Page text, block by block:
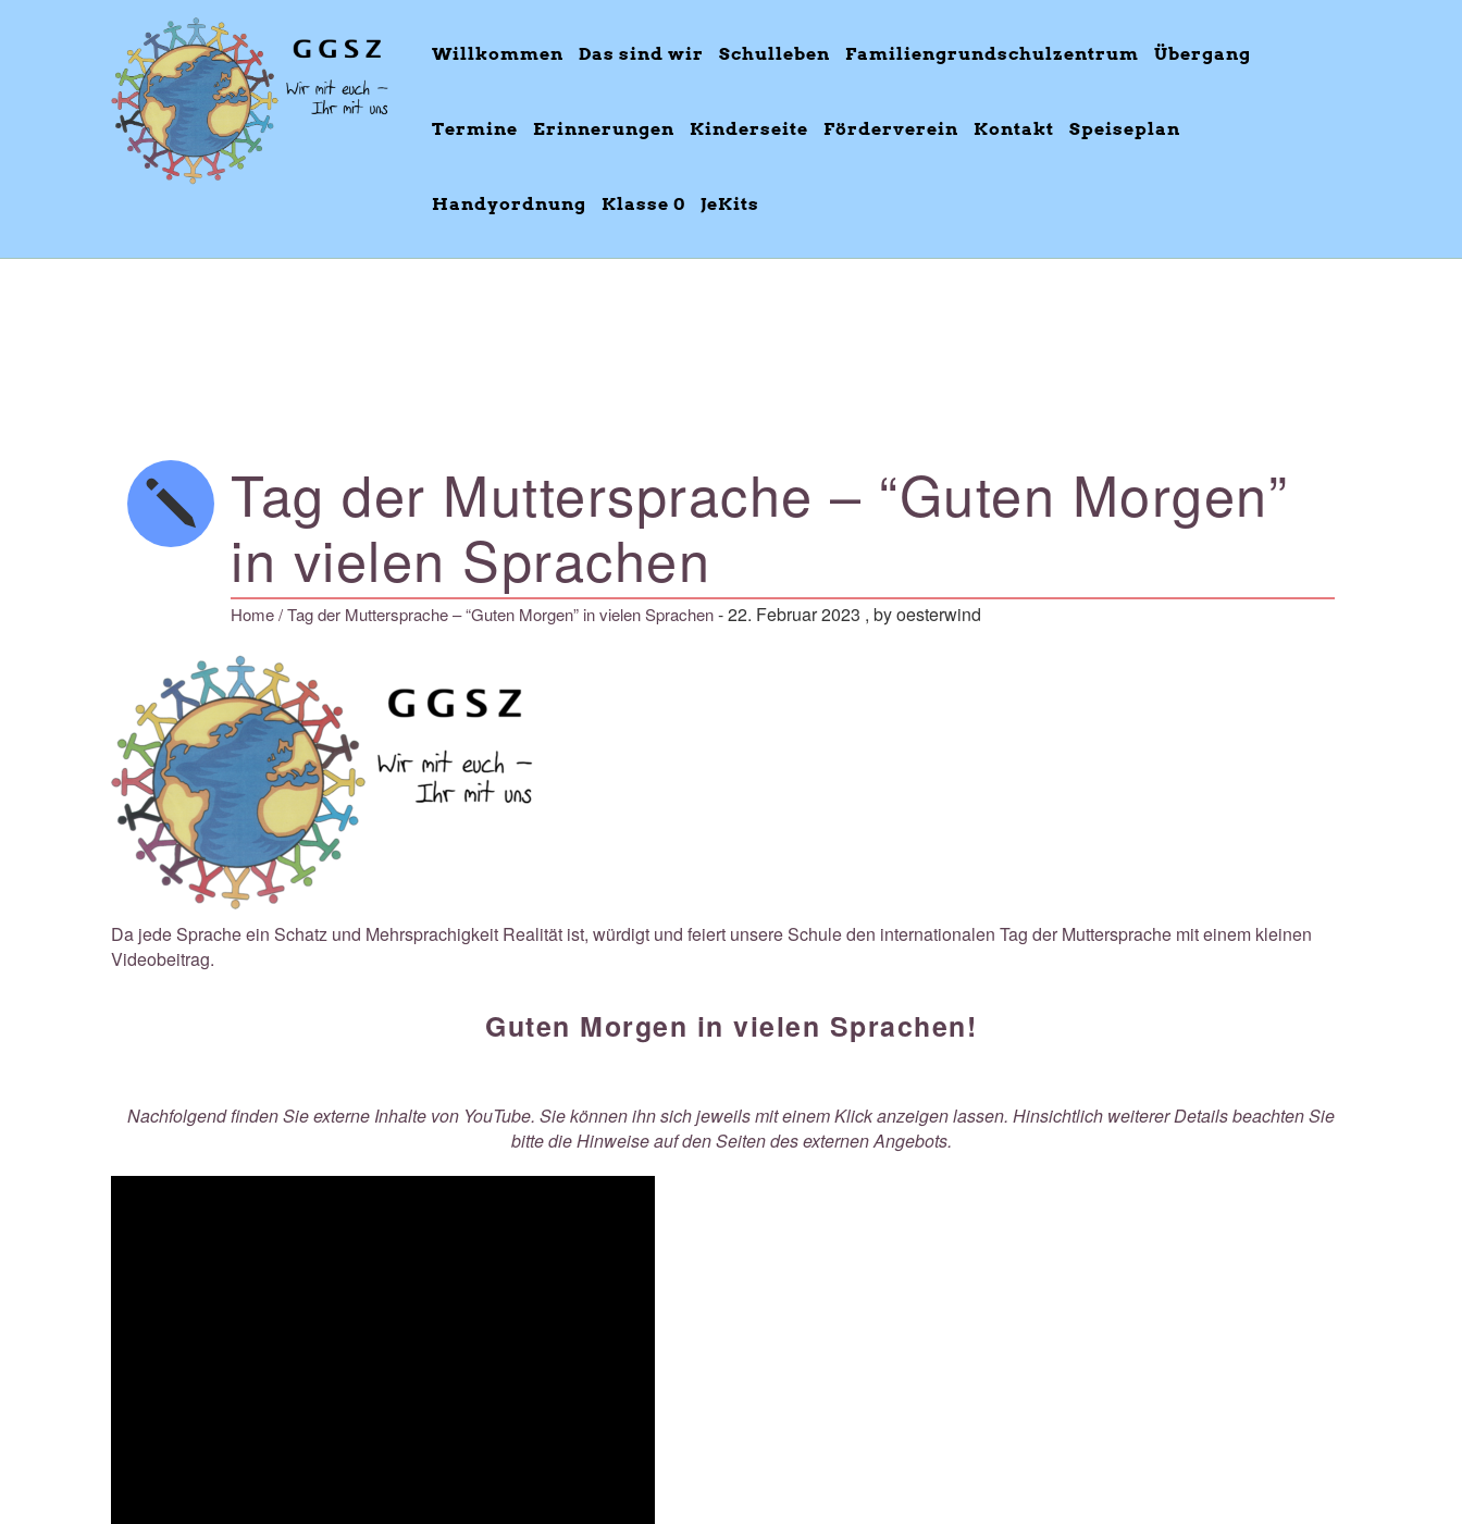
Willkommen Das sind wir Schulleben Familiengrundschulzentrum Übergang
Termine Erinnerungen Kinderseite Förderverein Kontakt Speiseplan
Handyordnung Klasse 0 JeKits
Tag der Muttersprache – “Guten Morgen”
in vielen Sprachen
Home/ Tag der Muttersprache – “Guten Morgen” in vielen Sprachen-22. Februar 2023 , by oesterwind
Da jede Sprache ein Schatz und Mehrsprachigkeit Realität ist, würdigt und feiert unsere Schule den internationalen Tag der Muttersprache mit einem kleinen
Videobeitrag.
Guten Morgen in vielen Sprachen!
Nachfolgend finden Sie externe Inhalte von YouTube. Sie können ihn sich jeweils mit einem Klick anzeigen lassen. Hinsichtlich weiterer Details beachten Sie
bitte die Hinweise auf den Seiten des externen Angebots.